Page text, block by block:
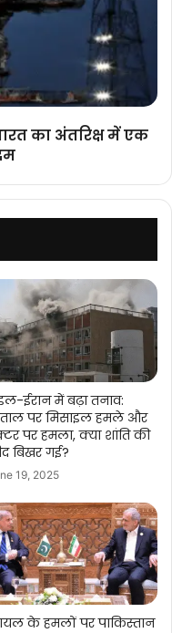
का अंतरिक्ष में एक
ईरान में बढ़ा तनाव:
पर मिसाइल हमले और
पर हमला, क्या शांति की
बिखर गई?
19, 2025
के हमलों पर पाकिस्तान